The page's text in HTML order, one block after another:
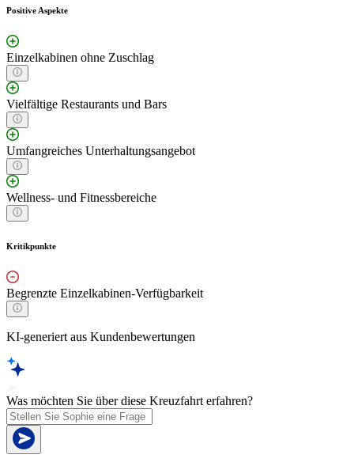
Positive Aspekte
Einzelkabinen ohne Zuschlag
Vielfältige Restaurants und Bars
Umfangreiches Unterhaltungsangebot
Wellness- und Fitnessbereiche
Kritikpunkte
Begrenzte Einzelkabinen-Verfügbarkeit
KI-generiert aus Kundenbewertungen
Was möchten Sie über diese Kreuzfahrt erfahren?